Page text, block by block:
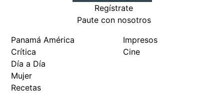
Regístrate
Paute con nosotros
Panamá América
Crítica
Día a Día
Mujer
Recetas
Impresos
Cine